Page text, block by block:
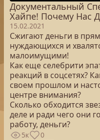
Документальный
Хайпе! Почему Нас
15.02.2021
Сжигают деньги в
нуждающихся и
малоимущими!
Как еще селебрити
реакций в соцсетях?
своем прошлом и
центре внимания?
Сколько обходится
деле и ради чего они
работу, деньги?
5к 0